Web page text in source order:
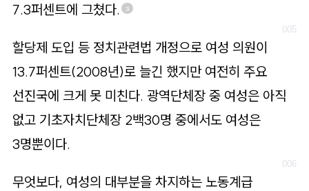
7.3퍼센트에 그쳤다.
3
할당제 도입 등 정치관련법 개정으로 여성 의원이
13.7퍼센트(2008년)로 늘긴 했지만 여전히 주요
선진국에 크게 못 미친다. 광역단체장 중 여성은 아직
없고 기초자치단체장 2백30명 중에서도 여성은
3명뿐이다.
무엇보다, 여성의 대부분을 차지하는 노동계급